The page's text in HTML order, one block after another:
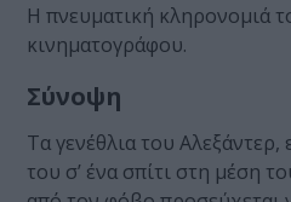
Η πνευματική κληρονομιά
κινηματογράφου.
Σύνοψη
Τα γενέθλια του
του σ’ ένα σπίτι στη μέση